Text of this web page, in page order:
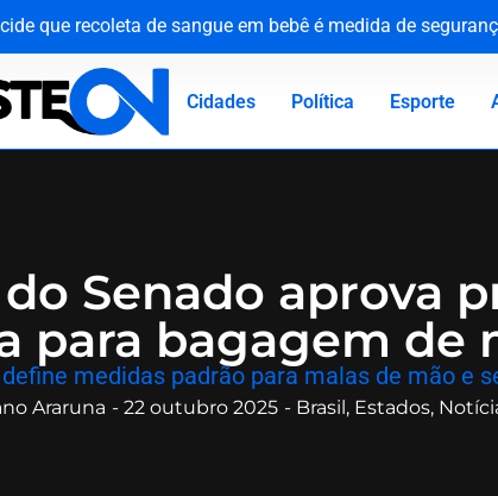
que recoleta de sangue em bebê é medida de
da Vigilância Sanitária e reforça compromisso com
aos canteiros de obras no Canadá: a virada de vida de
oito décadas: Hiroshima homenageia vítimas no 81º
Cidades Política Esporte
do Senado aprova
para bagagem de
medidas padrão para malas de mão e
Araruna - 22 outubro 2025 - Brasil, Estados,